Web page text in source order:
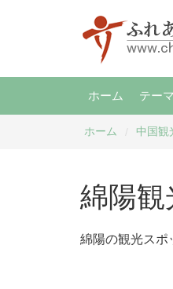
ホーム テー
ホーム 中国観
綿陽観
綿陽の観光スポ